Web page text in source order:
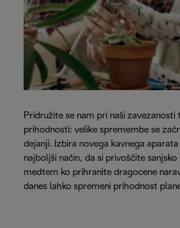
Pridružite se nam pri naši zavezanosti
prihodnosti: velike spremembe se
dejanji. Izbira novega kavnega
najboljši način, da si privoščite
medtem ko prihranite dragocene
danes lahko spremeni prihodnost